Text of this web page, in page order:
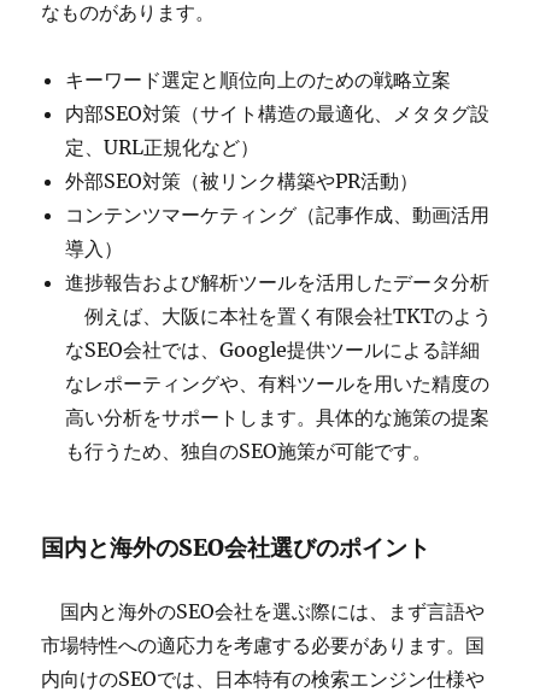
なものがあります。
キーワード選定と順位向上のための戦略立案
内部SEO対策（サイト構造の最適化、メタタグ設
定、URL正規化など）
外部SEO対策（被リンク構築やPR活動）
コンテンツマーケティング（記事作成、動画活用
導入）
進捗報告および解析ツールを活用したデータ分析
例えば、大阪に本社を置く有限会社TKTのよう
なSEO会社では、Google提供ツールによる詳細
なレポーティングや、有料ツールを用いた精度の
高い分析をサポートします。具体的な施策の提案
も行うため、独自のSEO施策が可能です。
国内と海外のSEO会社選びのポイント
国内と海外のSEO会社を選ぶ際には、まず言語や
市場特性への適応力を考慮する必要があります。国
内向けのSEOでは、日本特有の検索エンジン仕様や